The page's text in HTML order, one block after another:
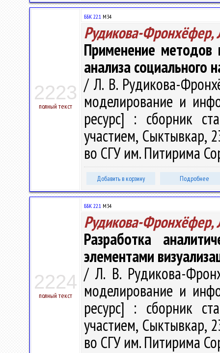
2223
полный текст
ББК 22.1 М34
Рудикова-Фронхёфер,
Применение методов
анализа социального
/ Л. В. Рудикова-
моделирование и
ресурс] : сборник
участием, Сыктывкар,
во СГУ им. Питирима
Добавить в корзину Подробнее
2224
полный текст
ББК 22.1 М34
Рудикова-Фронхёфер,
Разработка
элементами
/ Л. В. Рудикова-
моделирование и
ресурс] : сборник
участием, Сыктывкар,
во СГУ им. Питирима